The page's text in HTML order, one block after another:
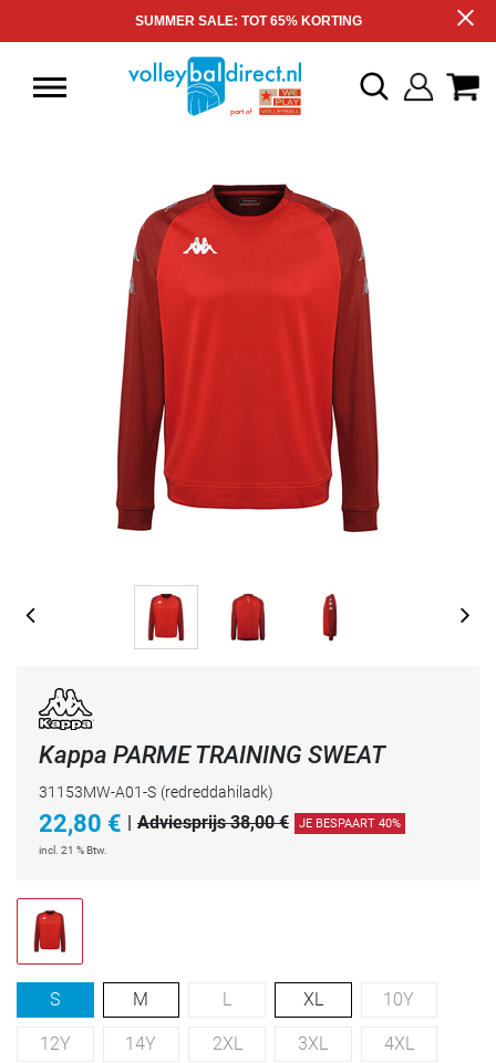
SUMMER SALE: TOT 65% KORTING
Kappa PARME TRAINING SWEAT
31153MW-A01-S (redreddahiladk)
22,80 € Adviesprijs 38,00 € JE BESPAART 40%
incl. 21 % Btw.
S M L XL 10Y
12Y 14Y 2XL 3XL 4XL